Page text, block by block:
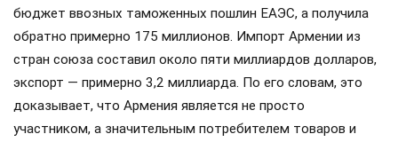
бюджет ввозных таможенных пошлин ЕАЭС, а получила
обратно примерно 175 миллионов. Импорт Армении из
стран союза составил около пяти миллиардов долларов,
экспорт — примерно 3,2 миллиарда. По его словам, это
доказывает, что Армения является не просто
участником, а значительным потребителем товаров и